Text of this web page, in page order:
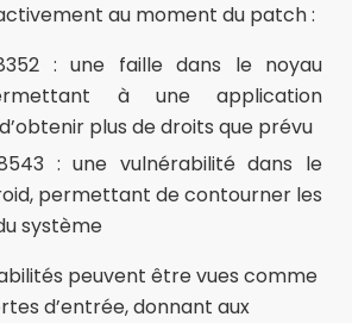
au moment du patch :
: une faille dans le noyau
à une application
plus de droits que prévu
: une vulnérabilité dans le
permettant de contourner les
système
peuvent être vues comme
d’entrée, donnant aux